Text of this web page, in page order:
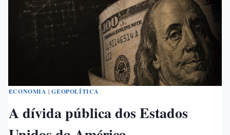
ECONOMIA |GEOPOLÍTICA
A dívida pública dos Estados